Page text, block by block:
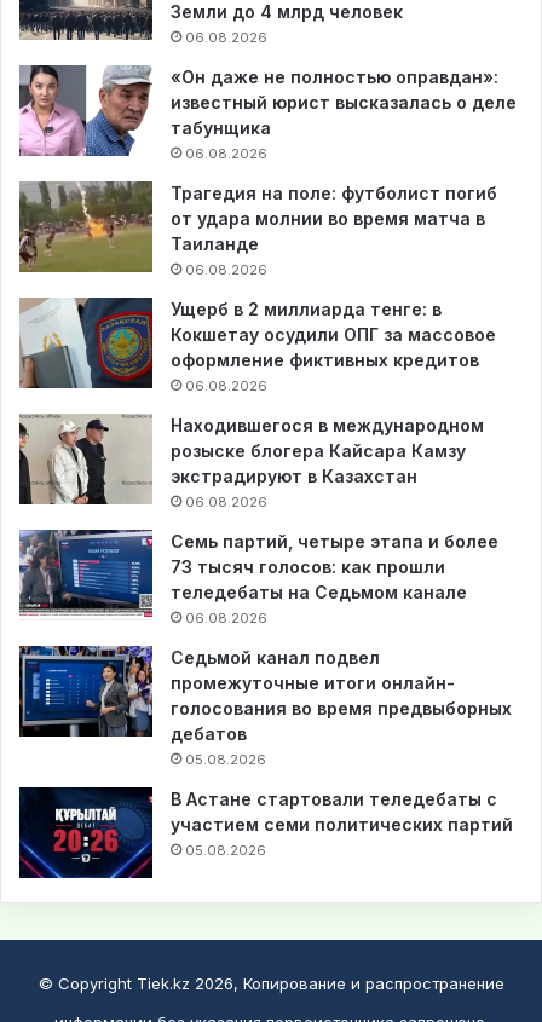
Земли до 4 млрд человек
06.08.2026
«Он даже не полностью оправдан»:
известный юрист высказалась о деле
табунщика
06.08.2026
Трагедия на поле: футболист погиб
от удара молнии во время матча в
Таиланде
06.08.2026
Ущерб в 2 миллиарда тенге: в
Кокшетау осудили ОПГ за массовое
оформление фиктивных кредитов
06.08.2026
Находившегося в международном
розыске блогера Кайсара Камзу
экстрадируют в Казахстан
06.08.2026
Семь партий, четыре этапа и более
73 тысяч голосов: как прошли
теледебаты на Седьмом канале
06.08.2026
Седьмой канал подвел
промежуточные итоги онлайн-
голосования во время предвыборных
дебатов
05.08.2026
В Астане стартовали теледебаты с
участием семи политических партий
05.08.2026
© Copyright Tiek.kz 2026, Копирование и распространение